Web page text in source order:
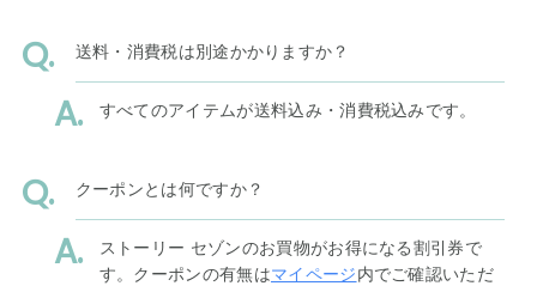
送料・消費税は別途かかりますか？
すべてのアイテムが送料込み・消費税込みです。
クーポンとは何ですか？
ストーリー セゾンのお買物がお得になる割引券で
す。クーポンの有無はマイページ内でご確認いただ